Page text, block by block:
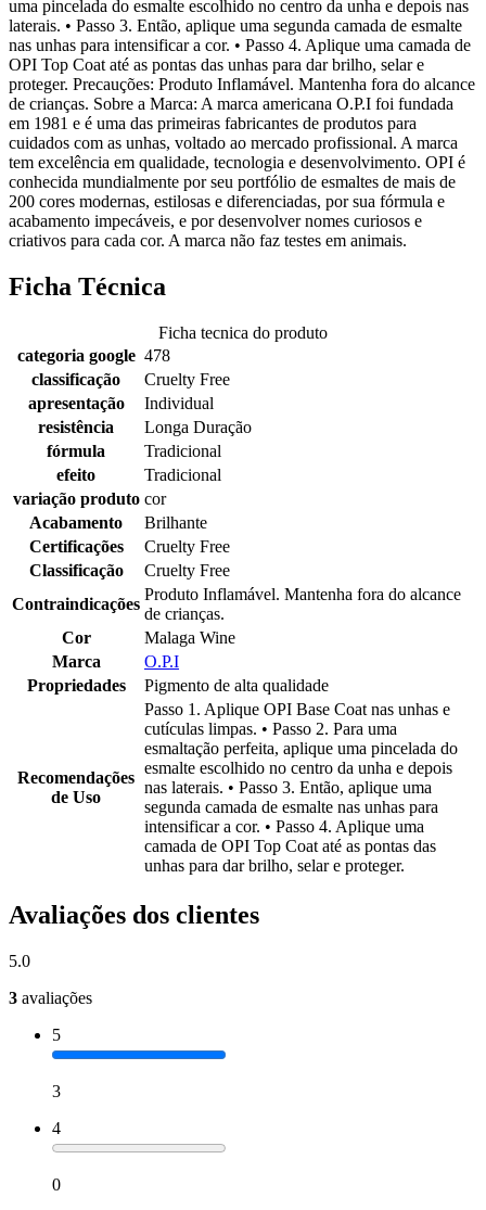
uma pincelada do esmalte escolhido no centro da unha e depois nas
laterais. • Passo 3. Então, aplique uma segunda camada de esmalte
nas unhas para intensificar a cor. • Passo 4. Aplique uma camada de
OPI Top Coat até as pontas das unhas para dar brilho, selar e
proteger. Precauções: Produto Inflamável. Mantenha fora do alcance
de crianças. Sobre a Marca: A marca americana O.P.I foi fundada
em 1981 e é uma das primeiras fabricantes de produtos para
cuidados com as unhas, voltado ao mercado profissional. A marca
tem excelência em qualidade, tecnologia e desenvolvimento. OPI é
conhecida mundialmente por seu portfólio de esmaltes de mais de
200 cores modernas, estilosas e diferenciadas, por sua fórmula e
acabamento impecáveis, e por desenvolver nomes curiosos e
criativos para cada cor. A marca não faz testes em animais.
Ficha Técnica
Ficha tecnica do produto
categoria google 478
classificação
Cruelty Free
apresentação
Individual
resistência
Longa Duração
fórmula
Tradicional
efeito
Tradicional
variação produto cor
Acabamento
Brilhante
Certificações
Cruelty Free
Classificação
Cruelty Free
Contraindicações
Produto Inflamável. Mantenha fora do alcance
de crianças.
Cor
Malaga Wine
Marca
O.P.I
Propriedades
Pigmento de alta qualidade
Recomendações
de Uso
Passo 1. Aplique OPI Base Coat nas unhas e
cutículas limpas. • Passo 2. Para uma
esmaltação perfeita, aplique uma pincelada do
esmalte escolhido no centro da unha e depois
nas laterais. • Passo 3. Então, aplique uma
segunda camada de esmalte nas unhas para
intensificar a cor. • Passo 4. Aplique uma
camada de OPI Top Coat até as pontas das
unhas para dar brilho, selar e proteger.
Avaliações dos clientes
5.0
3 avaliações
5
3
4
0